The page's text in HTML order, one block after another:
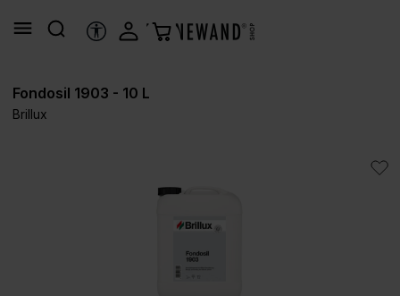
springen
HILFSTOOLS
Fondosil 1903 - 10 L
Brillux